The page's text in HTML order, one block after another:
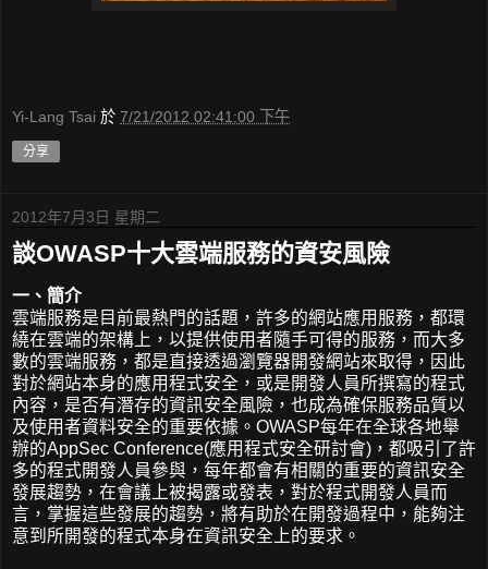
Yi-Lang Tsai 於 7/21/2012 02:41:00 下午
分享
2012年7月3日 星期二
談OWASP十大雲端服務的資安風險
一、簡介
雲端服務是目前最熱門的話題，許多的網站應用服務，都環
繞在雲端的架構上，以提供使用者隨手可得的服務，而大多
數的雲端服務，都是直接透過瀏覽器開發網站來取得，因此
對於網站本身的應用程式安全，或是開發人員所撰寫的程式
內容，是否有潛存的資訊安全風險，也成為確保服務品質以
及使用者資料安全的重要依據。OWASP每年在全球各地舉
辦的AppSec Conference(應用程式安全研討會)，都吸引了許
多的程式開發人員參與，每年都會有相關的重要的資訊安全
發展趨勢，在會議上被揭露或發表，對於程式開發人員而
言，掌握這些發展的趨勢，將有助於在開發過程中，能夠注
意到所開發的程式本身在資訊安全上的要求。